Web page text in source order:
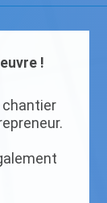
!
chantier